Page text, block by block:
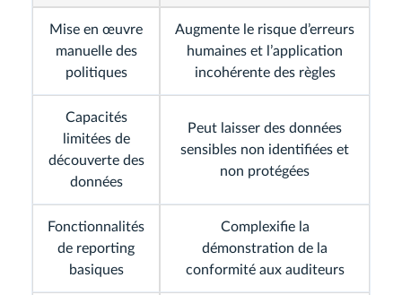
Mise en œuvre
manuelle des
politiques
Augmente le risque d’erreurs
humaines et l’application
incohérente des règles
Capacités
limitées de
découverte des
données
Peut laisser des données
sensibles non identifiées et
non protégées
Fonctionnalités
de reporting
basiques
Complexifie la
démonstration de la
conformité aux auditeurs